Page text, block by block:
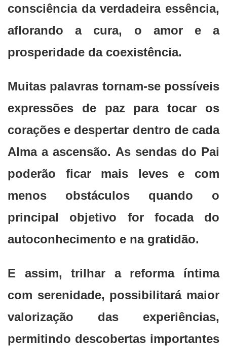
consciência da verdadeira essência,
aflorando a cura, o amor e a
prosperidade da coexistência.
Muitas palavras tornam-se possíveis
expressões de paz para tocar os
corações e despertar dentro de cada
Alma a ascensão. As sendas do Pai
poderão ficar mais leves e com
menos obstáculos quando o
principal objetivo for focada do
autoconhecimento e na gratidão.
E assim, trilhar a reforma íntima
com serenidade, possibilitará maior
valorização das experiências,
permitindo descobertas importantes